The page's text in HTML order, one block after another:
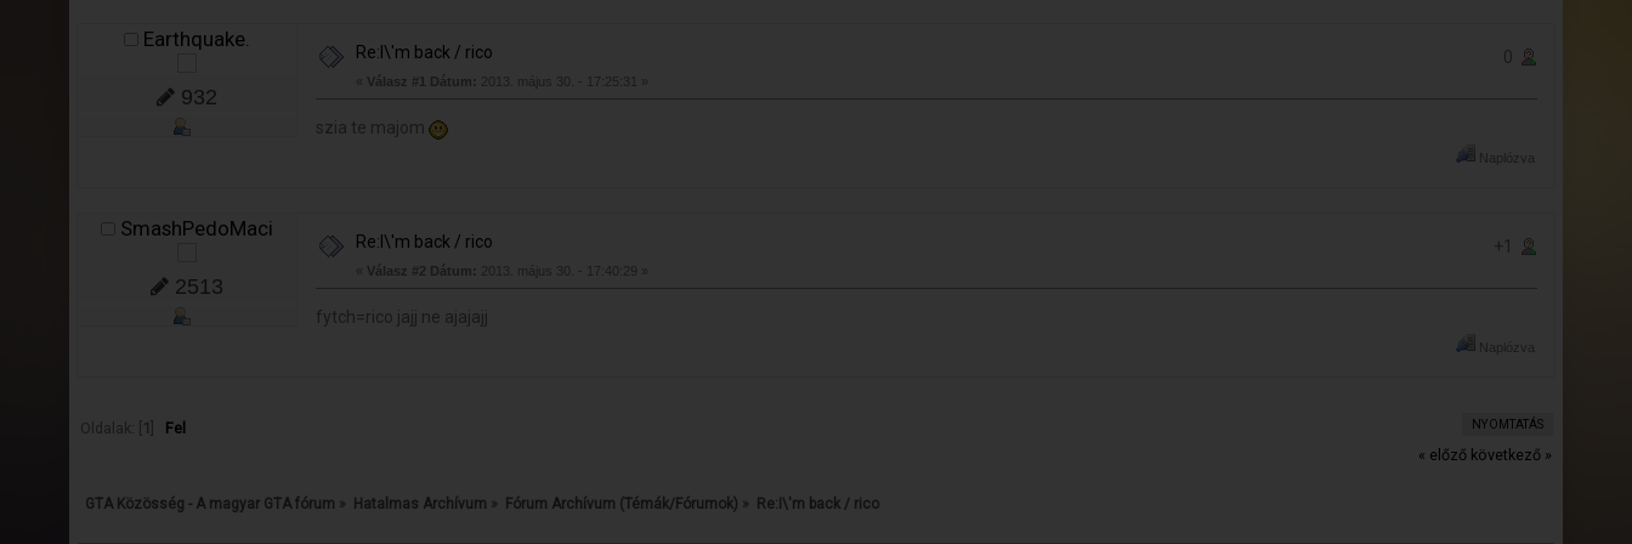
Earthquake.
932
Re:I\'m back / rico
« Válasz #1 Dátum: 2013. május 30. - 17:25:31 »
0
szia te majom
Naplózva
SmashPedoMaci
2513
Re:I\'m back / rico
« Válasz #2 Dátum: 2013. május 30. - 17:40:29 »
+1
fytch=rico jajj ne ajajajj
Naplózva
NYOMTATÁS
Oldalak: [ 1
Fel
« előző következő »
GTA Közösség - A magyar GTA fórum » Hatalmas Archívum » Fórum Archívum (Témák/Fórumok) » Re:I\'m back / rico